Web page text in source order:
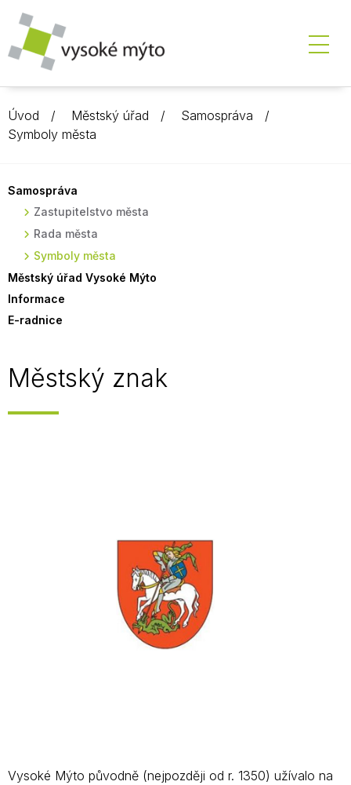
Úvod Městský úřad
Samospráva
Symboly města
Samospráva
Zastupitelstvo města
Rada města
Symboly města
Městský úřad Vysoké Mýto
Informace
E-radnice
Městský znak
Vysoké Mýto původně (nejpozději od r. 1350) užívalo na